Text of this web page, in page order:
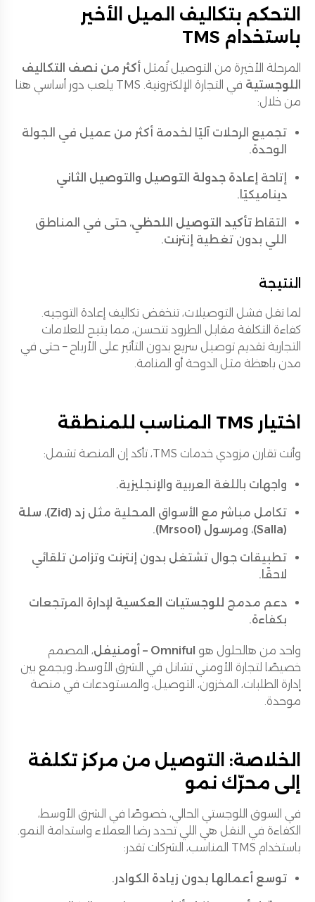
التحكم بتكاليف الميل الأخير
باستخدام TMS
المرحلة الأخيرة من التوصيل تُمثل أكثر من نصف التكاليف
اللوجستية
في التجارة الإلكترونية. TMS يلعب دور أساسي هنا
من خلال:
تجميع الرحلات آليًا لخدمة أكثر من عميل في الجولة
الوحدة.
إتاحة إعادة جدولة التوصيل والتوصيل الثاني
ديناميكيًا.
التقاط تأكيد التوصيل اللحظي، حتى في المناطق
اللي بدون تغطية إنترنت.
النتيجة
لما تقل فشل التوصيلات، تنخفض تكاليف إعادة التوجيه.
كفاءة التكلفة مقابل الطرود تتحسن، مما يتيح للعلامات
التجارية تقديم توصيل سريع بدون التأثير على الأرباح – حتى في
مدن باهظة مثل الدوحة أو المنامة.
اختيار TMS المناسب للمنطقة
وأنت تقارن مزودي خدمات TMS، تأكد إن المنصة تشمل:
واجهات باللغة العربية والإنجليزية.
تكامل مباشر مع الأسواق المحلية مثل زد (Zid) ، سلة
(Salla)
، ومرسول (Mrsool) .
تطبيقات جوال تشتغل بدون إنترنت وتزامن تلقائي
لاحقًا.
دعم مدمج للوجستيات العكسية لإدارة المرتجعات
بكفاءة.
واحد من هالحلول هو Omniful – أومنيفل
، المصمم
خصيصًا لتجارة الأومني تشانل في الشرق الأوسط، ويجمع بين
إدارة الطلبات، المخزون، التوصيل، والمستودعات في منصة
موحدة.
الخلاصة: التوصيل من مركز تكلفة
إلى محرّك نمو
في السوق اللوجستي الحالي، خصوصًا في الشرق الأوسط،
الكفاءة في النقل هي اللي تحدد رضا العملاء واستدامة النمو.
باستخدام TMS المناسب، الشركات تقدر:
توسع أعمالها بدون زيادة الكوادر.